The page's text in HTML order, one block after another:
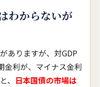
わからないが
ありますが、対GDP
金利が、マイナス金利
、 日本国債の市場は